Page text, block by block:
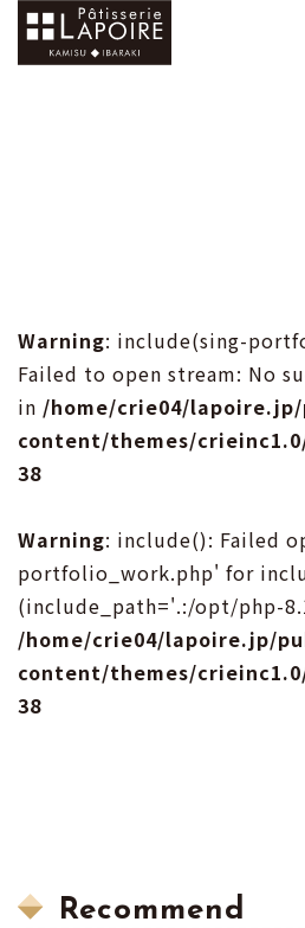
Warning: include(sing-
Failed to open stream: No
in /home/crie04/
content/themes/
38
Warning: include(): Failed
portfolio_work.php' for
(include_path='.:/opt/php-
/home/crie04/lapoire.jp/
content/themes/
38
Recommend